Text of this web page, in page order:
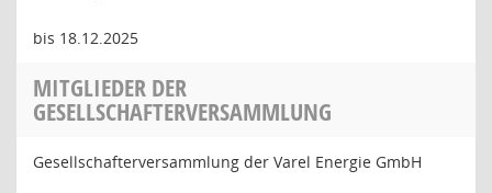
bis 18.12.2025
MITGLIEDER DER
GESELLSCHAFTERVERSAMMLUNG
Gesellschafterversammlung der Varel Energie GmbH